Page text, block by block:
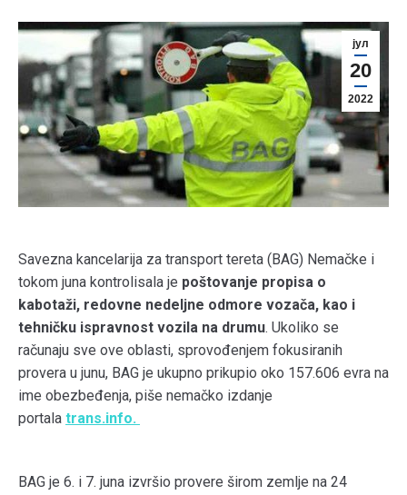
јул
20
2022
Savezna kancelarija za transport tereta (BAG) Nemačke i
tokom juna kontrolisala je poštovanje propisa o
kabotaži, redovne nedeljne odmore vozača, kao i
tehničku ispravnost vozila na drumu. Ukoliko se
računaju sve ove oblasti, sprovođenjem fokusiranih
provera u junu, BAG je ukupno prikupio oko 157.606 evra na
ime obezbeđenja, piše nemačko izdanje
portala trans.info.
BAG je 6. i 7. juna izvršio provere širom zemlje na 24